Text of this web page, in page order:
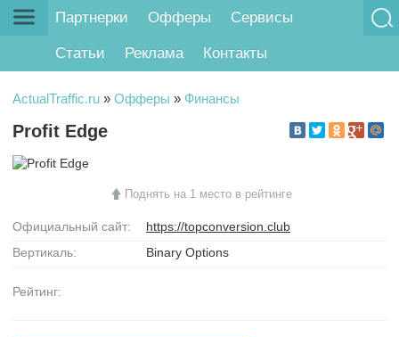
Партнерки Офферы Сервисы
Статьи Реклама Контакты
ActualTraffic.ru » Офферы » Финансы
Profit Edge
Поднять на 1 место в рейтинге
Официальный сайт:
https://topconversion.club
Вертикаль:
Binary Options
Рейтинг: